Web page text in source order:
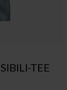
TEE